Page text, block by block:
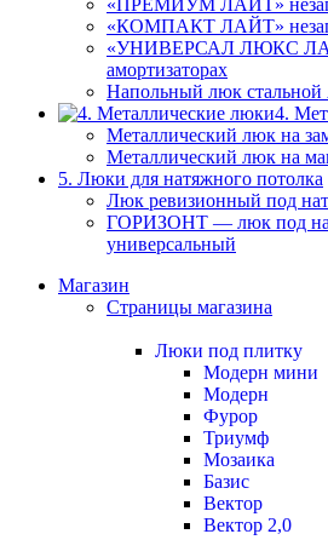
«ПРЕМИУМ ЛАЙТ»
«КОМПАКТ ЛАЙТ»
«УНИВЕРСАЛ ЛЮКС
амортизаторах
Напольный люк
4.
Металлический люк на
Металлический люк на
5. Люки для натяжного потолка
Люк ревизионный под
ГОРИЗОНТ — люк под
универсальный
Магазин
Страницы магазина
Люки под плитку
Модерн мини
Модерн
Фурор
Триумф
Мозаика
Базис
Вектор
Вектор 2,0